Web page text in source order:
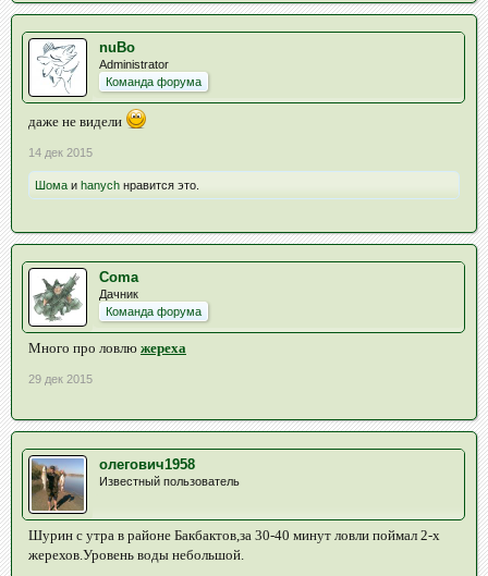
nuBo
Administrator
Команда форума
даже не видели
14 дек 2015
Шома и hanych нравится это.
Coma
Дачник
Команда форума
Много про ловлю жереха
29 дек 2015
олегович1958
Известный пользователь
Шурин с утра в районе Бакбактов,за 30-40 минут ловли поймал 2-х
жерехов.Уровень воды небольшой.